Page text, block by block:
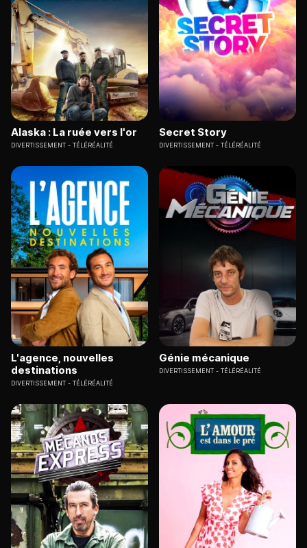
Alaska : La ruée vers l'or
DIVERTISSEMENT TÉLÉRÉALITÉ
Secret Story
DIVERTISSEMENT TÉLÉRÉALITÉ
L'agence, nouvelles
destinations
DIVERTISSEMENT TÉLÉRÉALITÉ
Génie mécanique
DIVERTISSEMENT TÉLÉRÉALITÉ